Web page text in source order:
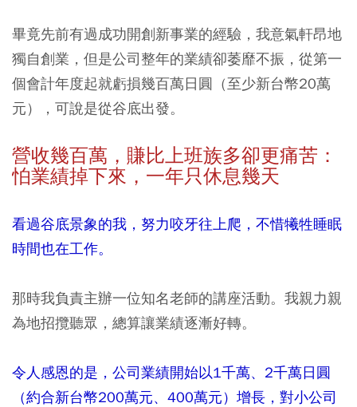
畢竟先前有過成功開創新事業的經驗，我意氣軒昂地
獨自創業，但是公司整年的業績卻萎靡不振，從第一
個會計年度起就虧損幾百萬日圓（至少新台幣20萬
元），可說是從谷底出發。
營收幾百萬，賺比上班族多卻更痛苦：
怕業績掉下來，一年只休息幾天
看過谷底景象的我，努力咬牙往上爬，不惜犧牲睡眠
時間也在工作。
那時我負責主辦一位知名老師的講座活動。我親力親
為地招攬聽眾，總算讓業績逐漸好轉。
令人感恩的是，公司業績開始以1千萬、2千萬日圓
（約合新台幣200萬元、400萬元）增長，對小公司